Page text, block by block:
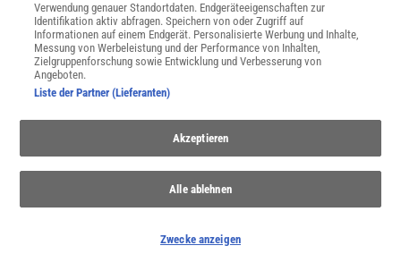
Für Sie im Spektrum-Shop und am Kiosk:
Verwendung genauer Standortdaten. Endgeräteeigenschaften zur
Identifikation aktiv abfragen. Speichern von oder Zugriff auf
Informationen auf einem Endgerät. Personalisierte Werbung und Inhalte,
Messung von Werbeleistung und der Performance von Inhalten,
Zielgruppenforschung sowie Entwicklung und Verbesserung von
Angeboten.
Liste der Partner (Lieferanten)
Akzeptieren
Alle ablehnen
Zwecke anzeigen